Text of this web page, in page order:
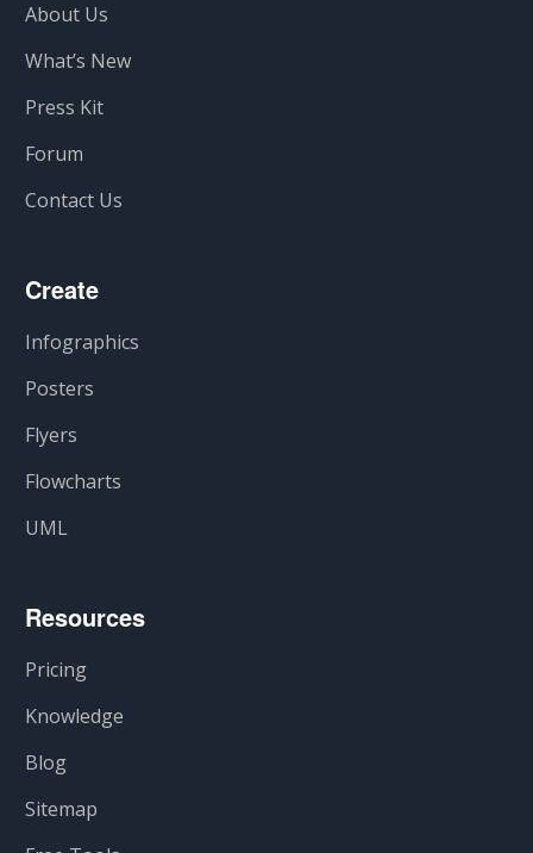
About Us
What’s New
Press Kit
Forum
Contact Us
Create
Infographics
Posters
Flyers
Flowcharts
UML
Resources
Pricing
Knowledge
Blog
Sitemap